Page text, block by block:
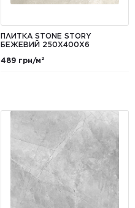
ПЛИТКА STONE STORY
БЕЖЕВИЙ 250X400Х6
489 грн/м²